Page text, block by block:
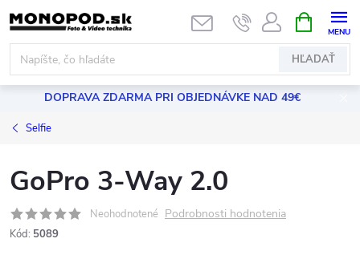
Prejsť
na
obsah
HĽADAŤ
KOŠÍK
DOPRAVA ZDARMA PRI OBJEDNÁVKE NAD 49€
Selfie
GoPro 3-Way 2.0
Neohodnotené Podrobnosti hodnotenia
Kód: 5089